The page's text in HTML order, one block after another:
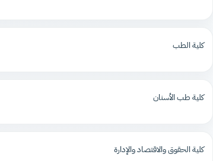
كلية الطب
كلية طب الأسنان
كلية الحقوق والاقتصاد والإدارة